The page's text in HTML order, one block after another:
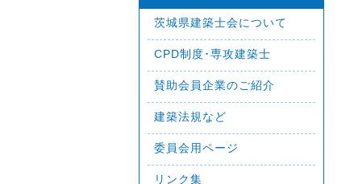
茨城県建築士会について
CPD制度･専攻建築士
賛助会員企業のご紹介
建築法規など
委員会用ページ
リンク集